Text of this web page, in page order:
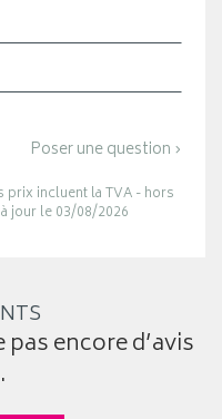
Poser une question ›
incluent la TVA - hors
jour le 03/08/2026
encore d’avis